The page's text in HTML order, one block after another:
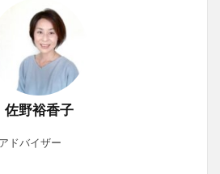
佐野裕香子
ドバイザー